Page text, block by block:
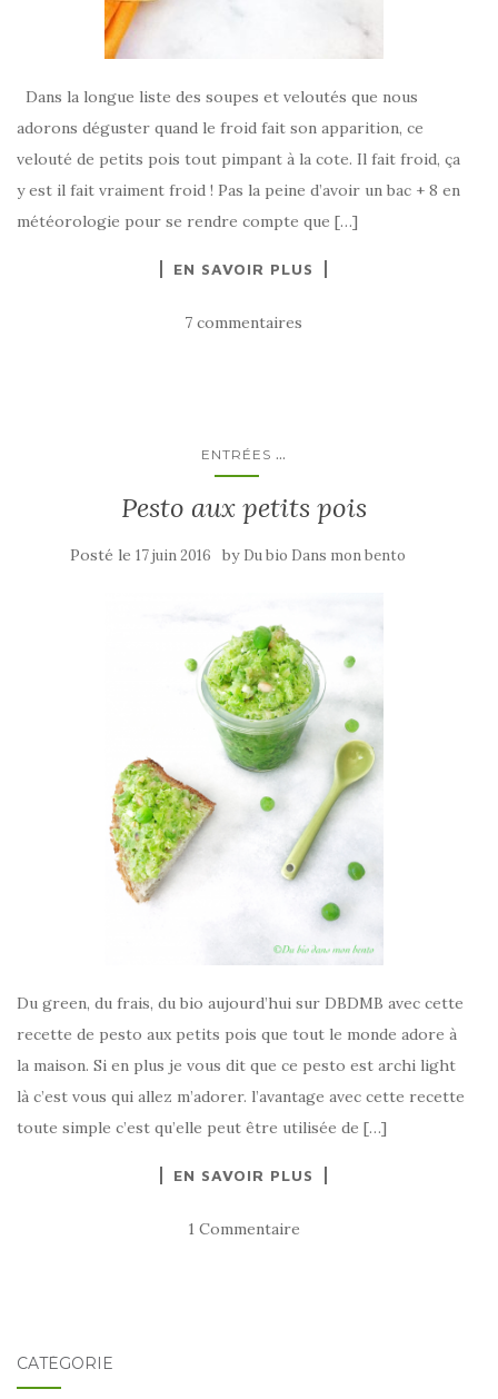
Dans la longue liste des soupes et veloutés que nous
adorons déguster quand le froid fait son apparition, ce
velouté de petits pois tout pimpant à la cote. Il fait froid, ça
y est il fait vraiment froid ! Pas la peine d’avoir un bac + 8 en
météorologie pour se rendre compte que […]
EN SAVOIR PLUS
7 commentaires
ENTRÉES ...
Pesto aux petits pois
Posté le 17 juin 2016 by Du bio Dans mon bento
Du green, du frais, du bio aujourd’hui sur DBDMB avec cette
recette de pesto aux petits pois que tout le monde adore à
la maison. Si en plus je vous dit que ce pesto est archi light
là c’est vous qui allez m’adorer. l’avantage avec cette recette
toute simple c’est qu’elle peut être utilisée de […]
EN SAVOIR PLUS
1 Commentaire
CATÉGORIE